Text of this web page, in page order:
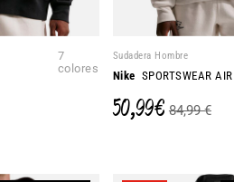
7
colores
Sudadera Hombre
Nike SPORTSWEAR AIR
50,99 € 84,99 €